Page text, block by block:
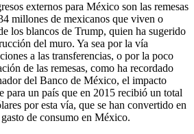
externos para México son las remesas
millones de mexicanos que viven o
los blancos de Trump, quien ha sugerido
del muro. Ya sea por la vía
a las transferencias, o por la poco
de las remesas, como ha recordado
del Banco de México, el impacto
para un país que en 2015 recibió un total
por esta vía, que se han convertido en
de consumo en México.